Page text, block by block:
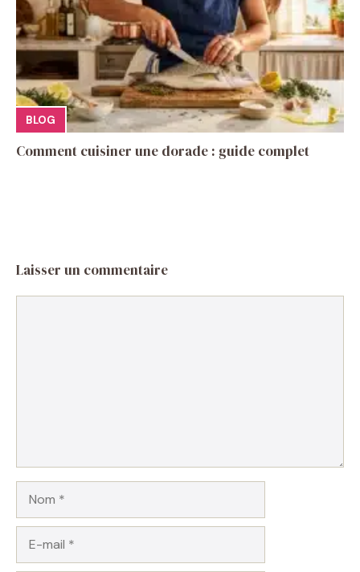
BLOG
Comment cuisiner une dorade : guide complet
Laisser un commentaire
mail